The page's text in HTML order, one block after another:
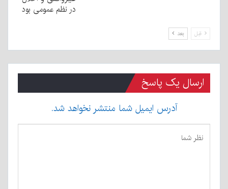
در نظم عمومی بود
قبل بعد
ارسال یک پاسخ
آدرس ایمیل شما منتشر نخواهد شد.